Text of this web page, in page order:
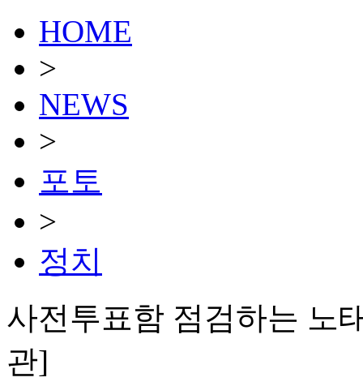
HOME
>
NEWS
>
포토
>
정치
사전투표함 점검하는 노
관]